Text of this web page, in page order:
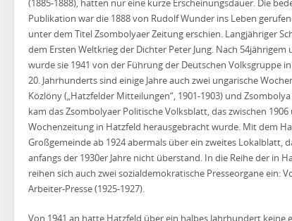
(1885-1888), hatten nur eine kurze Erscheinungsdauer. Die
Publikation war die 1888 von Rudolf Wunder ins Leben
unter dem Titel Zsombolyaer Zeitung erschien. Langjähriger
dem Ersten Weltkrieg der Dichter Peter Jung. Nach
wurde sie 1941 von der Führung der Deutschen Volksgruppe
20. Jahrhunderts sind einige Jahre auch zwei ungarische
Közlöny („Hatzfelder Mitteilungen“, 1901-1903) und Zsombolya
kam das Zsombolyaer Politische Volksblatt, das zwischen
Wochenzeitung in Hatzfeld herausgebracht wurde. Mit dem
Großgemeinde ab 1924 abermals über ein zweites Lokalblatt,
anfangs der 1930er Jahre nicht überstand. In die Reihe der in
reihen sich auch zwei sozialdemokratische Presseorgane ein:
Arbeiter-Presse (1925-1927).
Von 1941 an hatte Hatzfeld über ein halbes Jahrhundert keine